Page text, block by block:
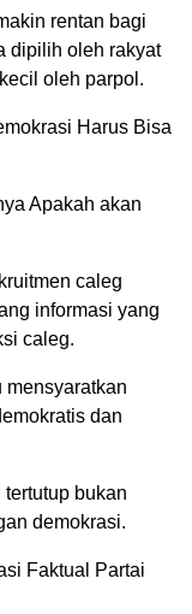
rentan bagi
dipilih oleh rakyat
oleh parpol.
Harus Bisa
Apakah akan
caleg
informasi yang
caleg.
mensyaratkan
dan
bukan
demokrasi.
Faktual Partai